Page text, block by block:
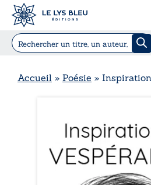
Accueil » Poésie »